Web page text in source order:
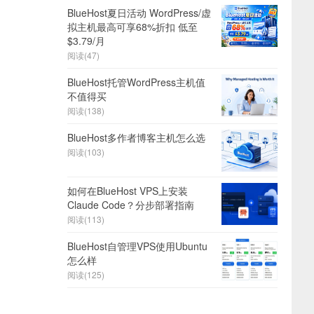
BlueHost夏日活动 WordPress/虚
拟主机最高可享68%折扣 低至
$3.79/月
阅读(47)
BlueHost托管WordPress主机值
不值得买
阅读(138)
BlueHost多作者博客主机怎么选
阅读(103)
如何在BlueHost VPS上安装
Claude Code？分步部署指南
阅读(113)
BlueHost自管理VPS使用Ubuntu
怎么样
阅读(125)